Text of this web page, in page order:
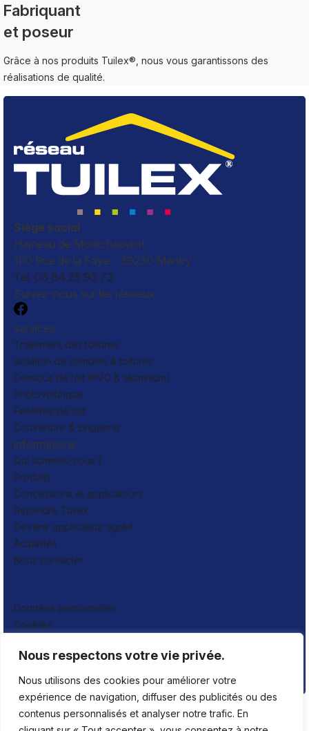
Nous respectons votre vie privée.
Nous utilisons des cookies pour améliorer votre
expérience de navigation, diffuser des publicités ou des
contenus personnalisés et analyser notre trafic. En
Fabriquant
et poseur
Grâce à nos produits Tuilex®, nous vous garantissons des
réalisations de qualité.
Siège social
Hameau de Montchauvrot,
100 Rue de la Faye - 39230 Mantry
Tél. 03 84 25 93 73
Suivez-nous sur les réseaux
services
Traitement des toitures
Isolation de combles & toitures
Dessous de toit (PVC & aluminium)
Photovoltaïque
Fenêtres de toit
Couverture & zinguerie
informations
Qui sommes-nous ?
Produits
Concessions et applicateurs
Rejoindre Tuilex
Devenir applicateur agréé
Actualités
Nous contacter
Données personnelles
Cookies
Plan de site
Publigo 2026